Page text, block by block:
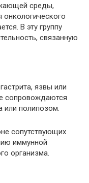
среды,
В эту группу
связанную
язвы или
сопровождаются
или полипозом.
сопутствующих
иммунной
организма.